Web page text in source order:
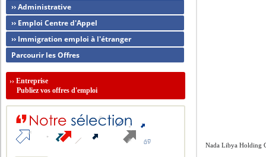
Nada Libya Holding
›› Administrative
›› Emploi Centre d'Appel
›› Immigration emploi à l'étranger
Parcourir les Offres
››Entreprise
Publiez vos offres d'emploi